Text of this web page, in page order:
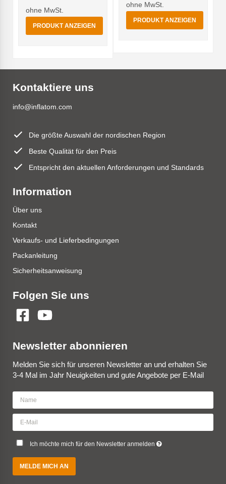
ohne MwSt.
PRODUKT ANZEIGEN
ohne MwSt.
PRODUKT ANZEIGEN
Kontaktiere uns
info@inflatom.com
Die größte Auswahl der nordischen Region
Beste Qualität für den Preis
Entspricht den aktuellen Anforderungen und Standards
Information
Über uns
Kontakt
Verkaufs- und Lieferbedingungen
Packanleitung
Sicherheitsanweisung
Folgen Sie uns
Newsletter abonnieren
Melden Sie sich für unseren Newsletter an und erhalten Sie
3-4 Mal im Jahr Neuigkeiten und gute Angebote per E-Mail
Ich möchte mich für den Newsletter anmelden
MELDE MICH AN